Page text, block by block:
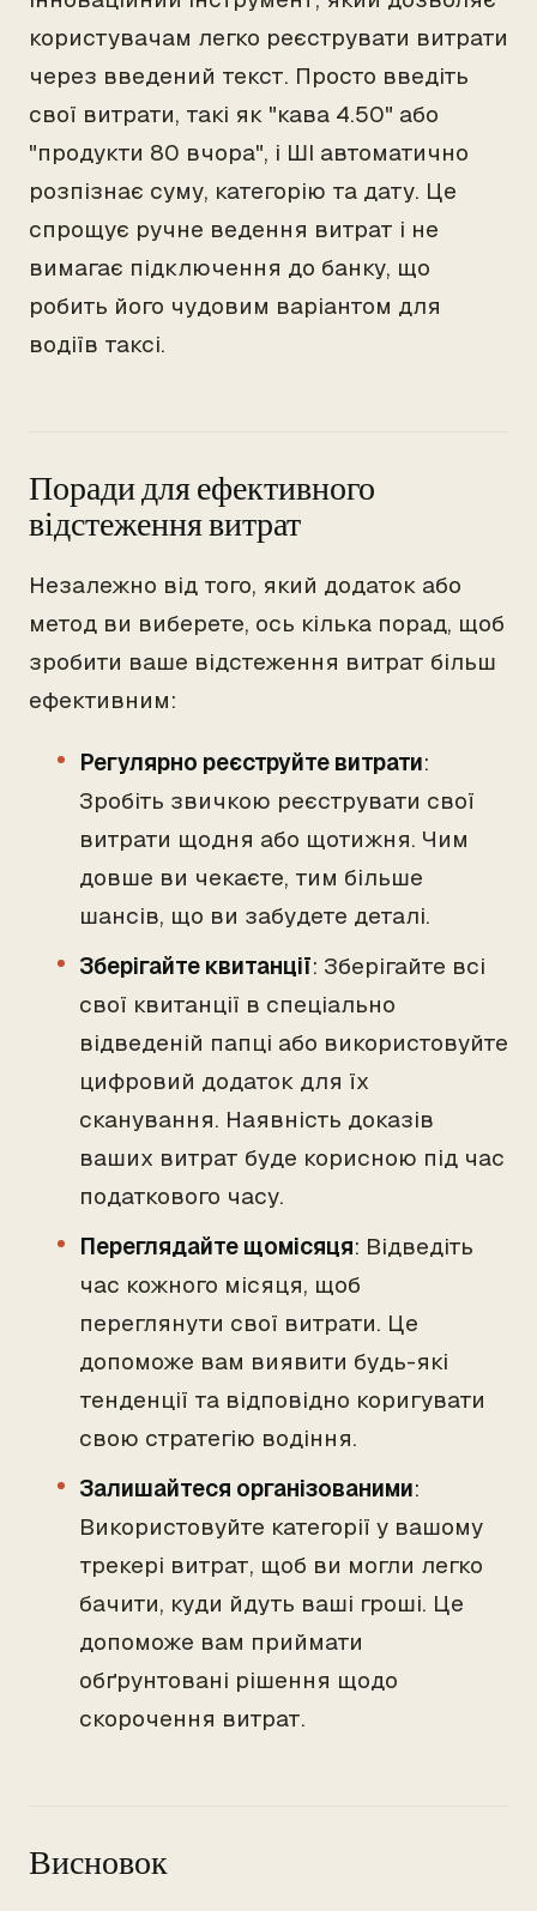
користувачам легко реєструвати витрати
через введений текст. Просто введіть
свої витрати, такі як "кава 4.50" або
"продукти 80 вчора", і ШІ автоматично
розпізнає суму, категорію та дату. Це
спрощує ручне ведення витрат і не
вимагає підключення до банку, що
робить його чудовим варіантом для
водіїв таксі.
Поради для ефективного
відстеження витрат
Незалежно від того, який додаток або
метод ви виберете, ось кілька порад, щоб
зробити ваше відстеження витрат більш
ефективним:
Регулярно реєструйте витрати:
Зробіть звичкою реєструвати свої
витрати щодня або щотижня. Чим
довше ви чекаєте, тим більше
шансів, що ви забудете деталі.
Зберігайте квитанції: Зберігайте всі
свої квитанції в спеціально
відведеній папці або використовуйте
цифровий додаток для їх
сканування. Наявність доказів
ваших витрат буде корисною під час
податкового часу.
Переглядайте щомісяця: Відведіть
час кожного місяця, щоб
переглянути свої витрати. Це
допоможе вам виявити будь-які
тенденції та відповідно коригувати
свою стратегію водіння.
Залишайтеся організованими:
Використовуйте категорії у вашому
трекері витрат, щоб ви могли легко
бачити, куди йдуть ваші гроші. Це
допоможе вам приймати
обґрунтовані рішення щодо
скорочення витрат.
Висновок